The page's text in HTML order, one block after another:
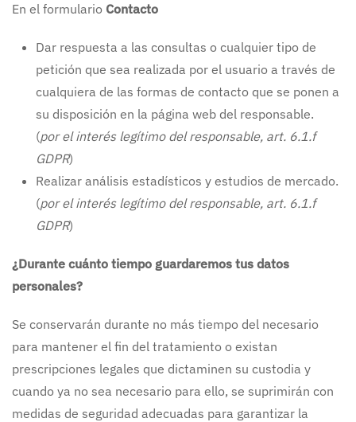
En el formulario Contacto
Dar respuesta a las consultas o cualquier tipo de
petición que sea realizada por el usuario a través de
cualquiera de las formas de contacto que se ponen a
su disposición en la página web del responsable.
(por el interés legítimo del responsable, art. 6.1.f
GDPR)
Realizar análisis estadísticos y estudios de mercado.
(por el interés legítimo del responsable, art. 6.1.f
GDPR)
¿Durante cuánto tiempo guardaremos tus datos
personales?
Se conservarán durante no más tiempo del necesario
para mantener el fin del tratamiento o existan
prescripciones legales que dictaminen su custodia y
cuando ya no sea necesario para ello, se suprimirán con
medidas de seguridad adecuadas para garantizar la